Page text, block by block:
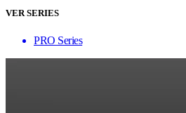
VER SERIES
PRO Series